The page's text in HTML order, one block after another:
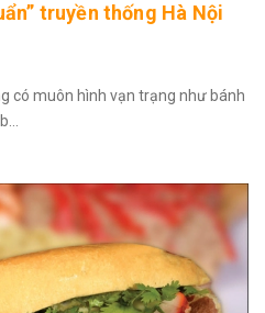
truyền thống Hà Nội
có muôn hình vạn trạng như bánh